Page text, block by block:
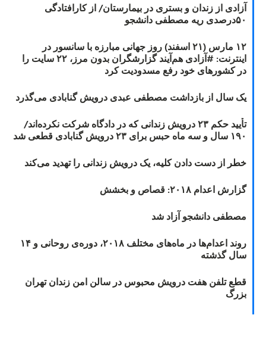
آزادی از زندان و بستری در بیمارستان/ از کارافتادگی
۵۰درصدی ریه مصطفی دانشجو
۱۲ مارس (۲۱ اسفند) روز جهانی مبارزه با سانسور در
اینترنت: #آزادی هم‌آیند گزارشگران‌ بدون مرز، ۲۲ سایت را
در کشورهای خود رفع مسدودیت کرد
یک سال از بازداشت مصطفی عبدی درویش گنابادی می‌گذرد
تأیید حکم ۲۳ درویش زندانی که در دادگاه شرکت نکرده‌اند/
۱۹۰ سال و سه ماه حبس برای ۲۳ درویش گنابادی قطعی شد
خطر از دست دادن کلیه، یک درویش زندانی را تهدید می‌کند
گزارش اعدام ۲۰۱۸: قصاص و بخشش
مصطفی دانشجو آزاد شد
روند اعدام‌ها در ماه‌های مختلف ۲۰۱۸، دوره‌ی روحانی و ۱۴
سال گذشته
قطع تلفن هفت درویش محبوس در سالن امن زندان تهران
بزرگ